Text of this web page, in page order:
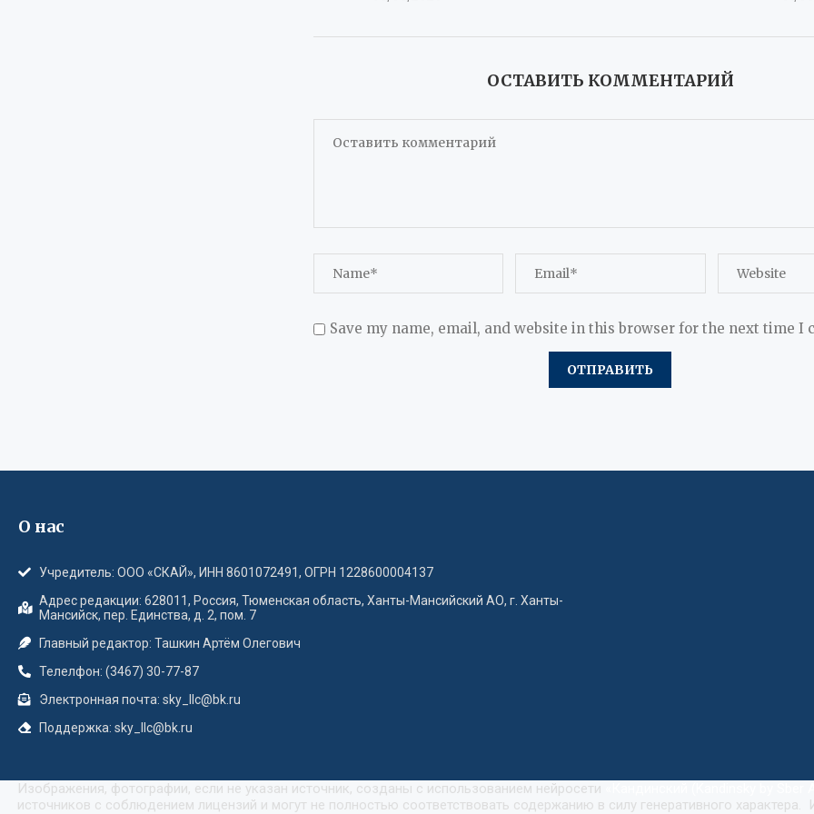
ОСТАВИТЬ КОММЕНТАРИЙ
Save my name, email, and website in this browser for the next time I
О нас
Учредитель: ООО «СКАЙ», ИНН 8601072491, ОГРН 1228600004137
Адрес редакции: 628011, Россия, Тюменская область, Ханты-Мансийский АО, г. Ханты-
Мансийск, пер. Единства, д. 2, пом. 7
Главный редактор: Ташкин Артём Олегович
Телелфон: (3467) 30-77-87
Электронная почта: sky_llc@bk.ru
Поддержка: sky_llc@bk.ru
Изображения, фотографии, если не указан источник, созданы с использованием нейросети
источников с соблюдением лицензий и могут не полностью соответствовать содержанию в силу генеративного